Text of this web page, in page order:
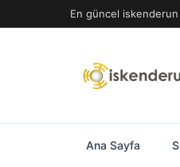
geç
En güncel
Ana Sayfa